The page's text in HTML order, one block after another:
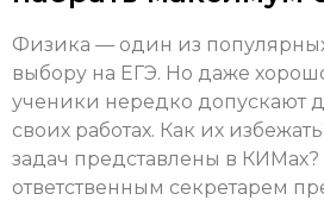
Физика — один из
выбору на ЕГЭ. Но даже
ученики нередко допускают
своих работах. Как их
задач представлены в
ответственным секретарем